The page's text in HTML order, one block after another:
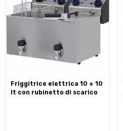
friggitrice elettrica 10 + 10
lt con rubinetto di scarico